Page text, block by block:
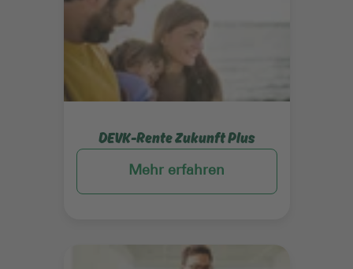
DEVK-Rente Zukunft Plus
Mehr erfahren